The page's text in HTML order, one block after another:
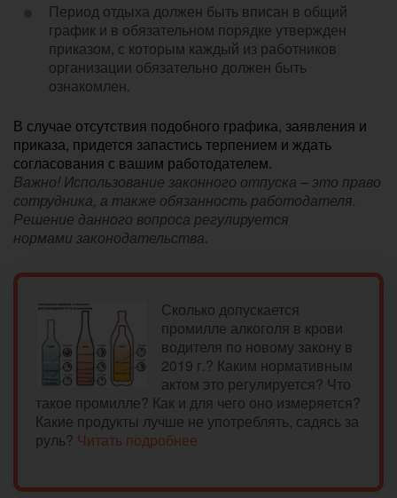
Период отдыха должен быть вписан в общий
график и в обязательном порядке утвержден
приказом, с которым каждый из работников
организации обязательно должен быть
ознакомлен.
В случае отсутствия подобного графика, заявления и
приказа, придется запастись терпением и ждать
согласования с вашим работодателем.
Важно! Использование законного отпуска – это право
сотрудника, а также обязанность работодателя.
Решение данного вопроса регулируется
нормами законодательства.
Сколько допускается
промилле алкоголя в крови
водителя по новому закону в
2019 г.? Каким нормативным
актом это регулируется? Что
такое промилле? Как и для чего оно измеряется?
Какие продукты лучше не употреблять, садясь за
руль? Читать подробнее